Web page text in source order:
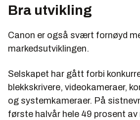
Bra utvikling
Canon er også svært fornøyd
markedsutviklingen.
Selskapet har gått forbi
blekkskrivere, videokameraer,
og systemkameraer. På
første halvår hele 49 prosent av